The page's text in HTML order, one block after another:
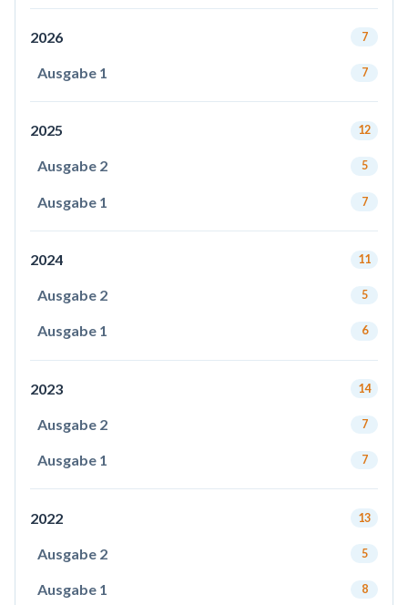
2026 7
Ausgabe 1 7
2025 12
Ausgabe 2 5
Ausgabe 1 7
2024 11
Ausgabe 2 5
Ausgabe 1 6
2023 14
Ausgabe 2 7
Ausgabe 1 7
2022 13
Ausgabe 2 5
Ausgabe 1 8